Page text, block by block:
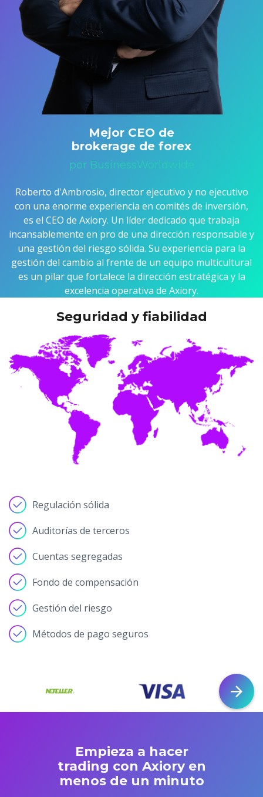
Mejor CEO de
brokerage de forex
por BusinessWorldwide
Roberto d'Ambrosio, director ejecutivo y no ejecutivo
con una enorme experiencia en comités de inversión,
es el CEO de Axiory. Un líder dedicado que trabaja
incansablemente en pro de una dirección responsable y
una gestión del riesgo sólida. Su experiencia para la
gestión del cambio al frente de un equipo multicultural
es un pilar que fortalece la dirección estratégica y la
excelencia operativa de Axiory.
Seguridad y fiabilidad
Regulación sólida
Auditorías de terceros
Cuentas segregadas
Fondo de compensación
Gestión del riesgo
Métodos de pago seguros
Empieza a hacer
trading con Axiory en
menos de un minuto